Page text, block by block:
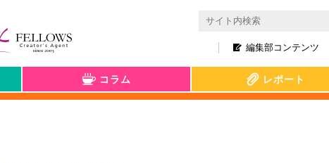
編集部コンテンツ
コラム レポート